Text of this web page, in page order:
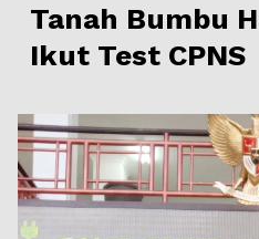
Tanah Bumbu
Ikut Test CPNS